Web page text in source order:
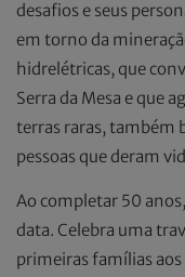
desafios e seus
em torno da
hidrelétricas, que
Serra da Mesa e que
terras raras, também
pessoas que deram
Ao completar 50
data. Celebra uma
primeiras famílias